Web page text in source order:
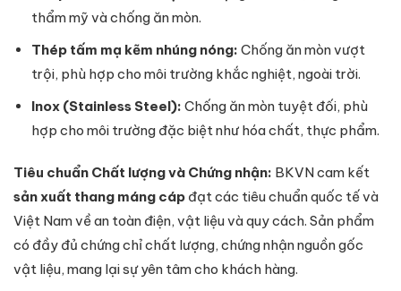
thẩm mỹ và chống ăn mòn.
Thép tấm mạ kẽm nhúng nóng: Chống ăn mòn vượt
trội, phù hợp cho môi trường khắc nghiệt, ngoài trời.
Inox (Stainless Steel): Chống ăn mòn tuyệt đối, phù
hợp cho môi trường đặc biệt như hóa chất, thực phẩm.
Tiêu chuẩn Chất lượng và Chứng nhận: BKVN cam kết
sản xuất thang máng cáp đạt các tiêu chuẩn quốc tế và
Việt Nam về an toàn điện, vật liệu và quy cách. Sản phẩm
có đầy đủ chứng chỉ chất lượng, chứng nhận nguồn gốc
vật liệu, mang lại sự yên tâm cho khách hàng.